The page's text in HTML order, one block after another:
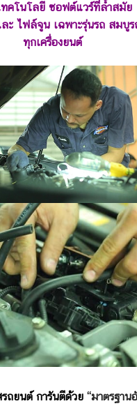
ทคโนโลยี ซอฟต์แวร์ที่ล้ำสมัย
ะ ไฟล์จูน เฉพาะรุ่นรถ สมบู
ทุกเครื่องยนต์
ถยนต์ การันตีด้วย “มาตรฐา